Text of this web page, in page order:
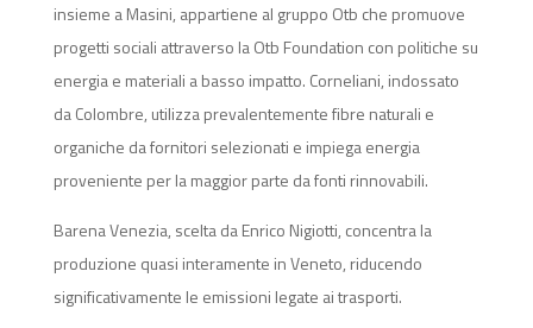
insieme a Masini, appartiene al gruppo Otb che promuove
progetti sociali attraverso la Otb Foundation con politiche su
energia e materiali a basso impatto. Corneliani, indossato
da Colombre, utilizza prevalentemente fibre naturali e
organiche da fornitori selezionati e impiega energia
proveniente per la maggior parte da fonti rinnovabili.
Barena Venezia, scelta da Enrico Nigiotti, concentra la
produzione quasi interamente in Veneto, riducendo
significativamente le emissioni legate ai trasporti.